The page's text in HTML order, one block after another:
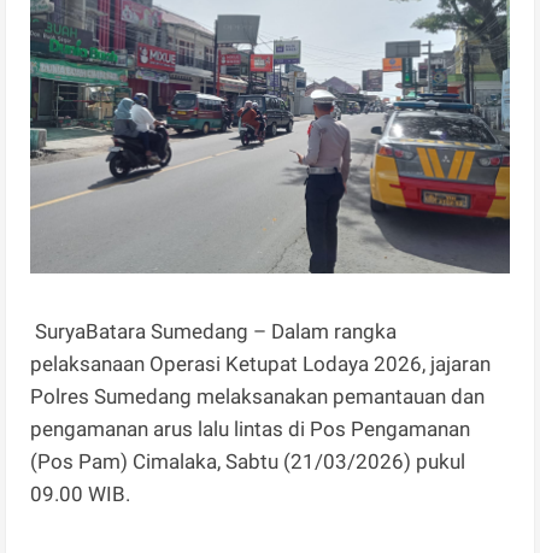
SuryaBatara Sumedang – Dalam rangka
pelaksanaan Operasi Ketupat Lodaya 2026, jajaran
Polres Sumedang melaksanakan pemantauan dan
pengamanan arus lalu lintas di Pos Pengamanan
(Pos Pam) Cimalaka, Sabtu (21/03/2026) pukul
09.00 WIB.